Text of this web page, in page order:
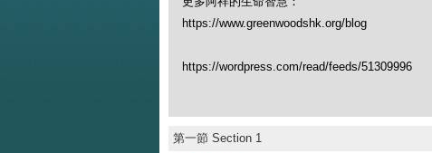
https://www.greenwoodshk.org/blog
https://wordpress.com/read/feeds/51309996
第一節 Section 1